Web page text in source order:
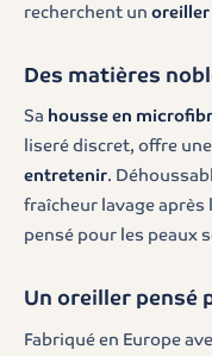
recherchent un
Des matières
Sa housse en
liseré discret, offre une
entretenir.
fraîcheur lavage après
pensé pour les peaux
Un oreiller pensé
Fabriqué en Europe